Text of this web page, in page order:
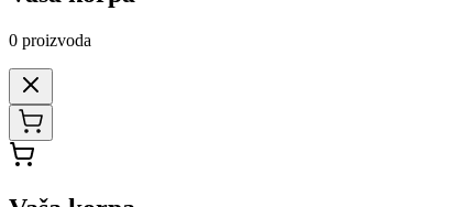
0 proizvoda